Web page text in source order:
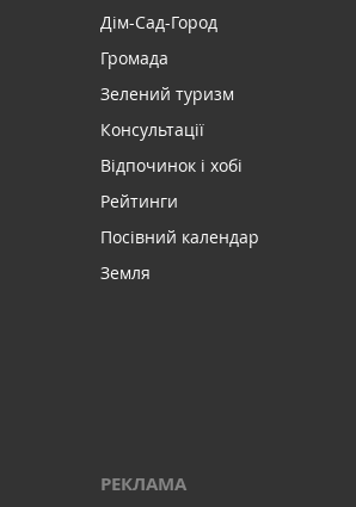
Дім-Сад-Город
Громада
Зелений туризм
Консультації
Відпочинок і хобі
Рейтинги
Посівний календар
Земля
РЕКЛАМА